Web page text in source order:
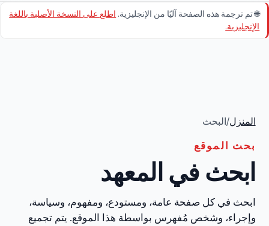
🌐تم ترجمة هذه الصفحة آليًا من الإنجليزية. اطلع على النسخة الأصلية باللغة
الإنجليزية.
المنزل/البحث
بحث الموقع
ابحث في المعهد
ابحث في كل صفحة عامة، ومستودع، ومفهوم، وسياسة،
وإجراء، وشخص مُفهرس بواسطة هذا الموقع. يتم تجميع